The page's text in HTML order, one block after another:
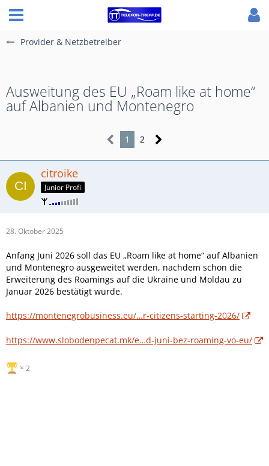
Provider & Netzbetreiber
Ausweitung des EU „Roam like at home“
auf Albanien und Montenegro
1 2
citroike
Junior Profi
28. Oktober 2025
Anfang Juni 2026 soll das EU „Roam like at home“ auf Albanien
und Montenegro ausgeweitet werden, nachdem schon die
Erweiterung des Roamings auf die Ukraine und Moldau zu
Januar 2026 bestätigt wurde.
https://montenegrobusiness.eu/…r-citizens-starting-2026/
https://www.slobodenpecat.mk/e…d-juni-bez-roaming-vo-eu/
2